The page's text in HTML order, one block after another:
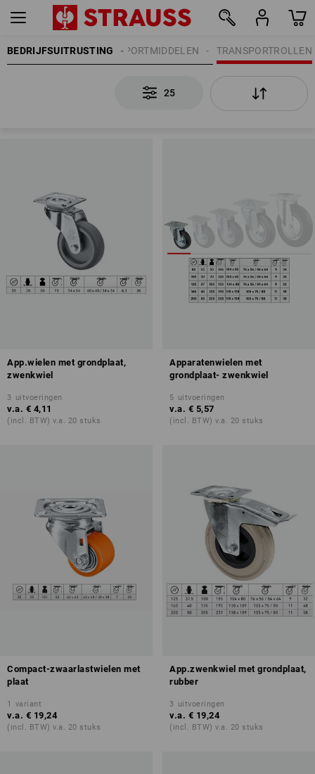
BEDRIJFSUITRUSTING TRANSPORTROLLEN
TRANSPORTMIDDELEN
25
App.wielen met grondplaat,
zwenkwiel
3 uitvoeringen
v.a. € 4,11
(incl. BTW) v.a. 20 stuks
Apparatenwielen met
grondplaat- zwenkwiel
5 uitvoeringen
v.a. € 5,57
(incl. BTW) v.a. 20 stuks
Compact-zwaarlastwielen met
plaat
1 variant
v.a. € 19,24
(incl. BTW) v.a. 20 stuks
App.zwenkwiel met grondplaat,
rubber
3 uitvoeringen
v.a. € 19,24
(incl. BTW) v.a. 20 stuks